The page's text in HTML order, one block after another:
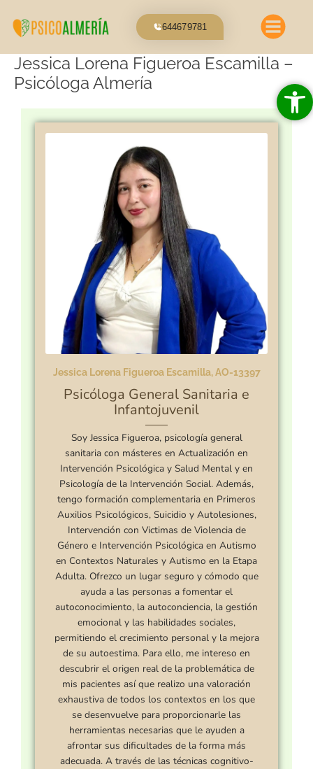
contenido
644679781
Jessica Lorena Figueroa Escamilla –
Psicóloga Almería
Jessica Lorena Figueroa Escamilla, AO-13397
Psicóloga General Sanitaria e
Infantojuvenil
Soy Jessica Figueroa, psicología general
sanitaria con másteres en Actualización en
Intervención Psicológica y Salud Mental y en
Psicología de la Intervención Social. Además,
tengo formación complementaria en Primeros
Auxilios Psicológicos, Suicidio y Autolesiones,
Intervención con Victimas de Violencia de
Género e Intervención Psicológica en Autismo
en Contextos Naturales y Autismo en la Etapa
Adulta. Ofrezco un lugar seguro y cómodo que
ayuda a las personas a fomentar el
autoconocimiento, la autoconciencia, la gestión
emocional y las habilidades sociales,
permitiendo el crecimiento personal y la mejora
de su autoestima. Para ello, me intereso en
descubrir el origen real de la problemática de
mis pacientes así que realizo una valoración
exhaustiva de todos los contextos en los que
se desenvuelve para proporcionarle las
herramientas necesarias que le ayuden a
afrontar sus dificultades de la forma más
adecuada. A través de las técnicas cognitivo-
Abrir